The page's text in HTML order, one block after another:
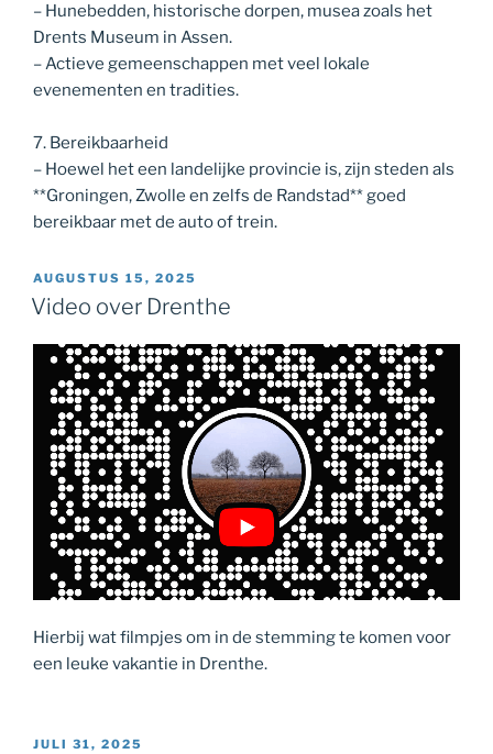
– Hunebedden, historische dorpen, musea zoals het
Drents Museum in Assen.
– Actieve gemeenschappen met veel lokale
evenementen en tradities.
7. Bereikbaarheid
– Hoewel het een landelijke provincie is, zijn steden als
**Groningen, Zwolle en zelfs de Randstad** goed
bereikbaar met de auto of trein.
GEPLAATST
OP
AUGUSTUS 15, 2025
Video over Drenthe
Hierbij wat filmpjes om in de stemming te komen voor
een leuke vakantie in Drenthe.
GEPLAATST
JULI 31, 2025